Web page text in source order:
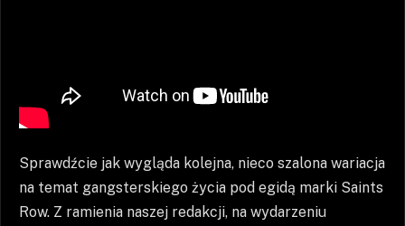
Sprawdźcie jak wygląda kolejna, nieco szalona wariacja
na temat gangsterskiego życia pod egidą marki Saints
Row. Z ramienia naszej redakcji, na wydarzeniu